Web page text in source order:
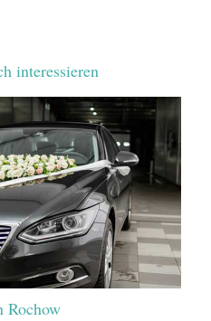
interessieren
Rochow